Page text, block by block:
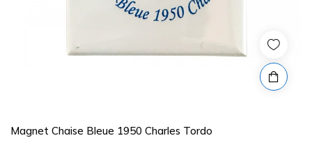
Magnet Chaise Bleue 1950 Charles Tordo